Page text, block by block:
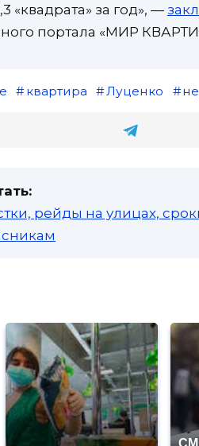
«квадрата» за год», —
портала «МИР
квартира Луценко
рейды на улицах,